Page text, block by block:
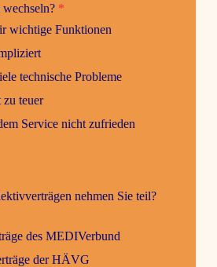
*
wich­tige Funk­tionen
tech­ni­sche Probleme
zu teuer
Service nicht zufrieden
nehmen Sie teil?
des MEDI­Ver­bund
der HÄVG